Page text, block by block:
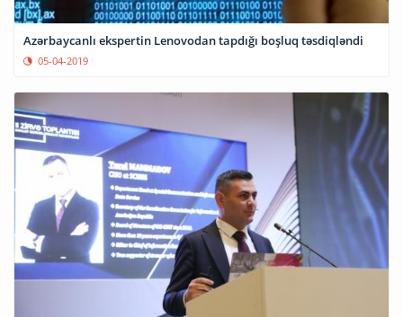
Azərbaycanlı ekspertin Lenovodan tapdığı boşluq təsdiqləndi
05-04-2019